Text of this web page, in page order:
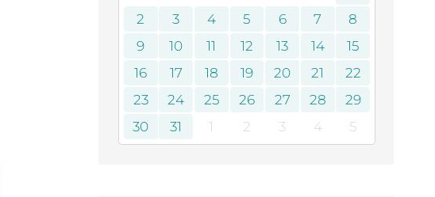
2
3 4 5 6 7
8
9
10 11 12 13 14
15
16
17 18 19 20 21
22
23
24 25 26 27 28
29
30
31 1 2 3 4 5